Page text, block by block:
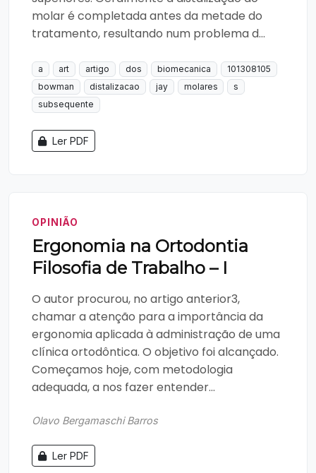
molar é completada antes da metade do
tratamento, resultando num problema d...
a art artigo dos biomecanica
101308105
bowman
distalizacao jay molares
s
subsequente
Ler PDF
OPINIÃO
Ergonomia na Ortodontia
Filosofia de Trabalho – I
O autor procurou, no artigo anterior3,
chamar a atenção para a importância da
ergonomia aplicada à administração de uma
clínica ortodôntica. O objetivo foi alcançado.
Começamos hoje, com metodologia
adequada, a nos fazer entender...
Olavo Bergamaschi Barros
Ler PDF